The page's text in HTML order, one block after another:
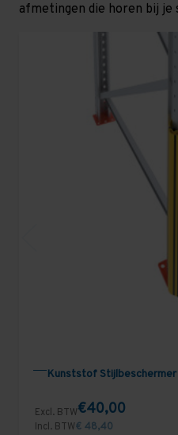
afmetingen die horen bij je
Kunststof
Excl. BTW€40,00
Incl. BTW€ 48,40